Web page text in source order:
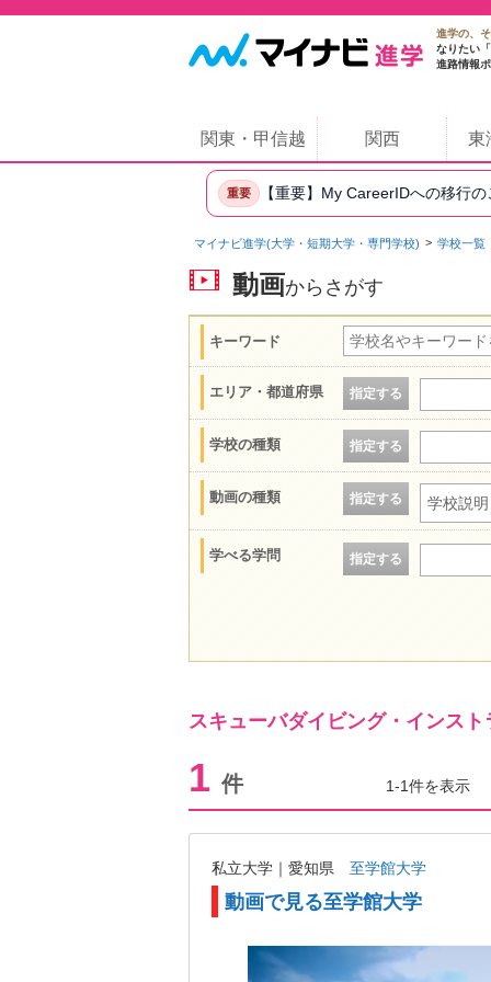
進学の、
なりたい
進路情報
関東・甲信越 関西 東
重要 【重要】My CareerIDへの移行
マイナビ進学(大学・短期大学・専門学校) 学校一覧
動画からさがす
キーワード
エリア・都道府県 指定する
学校の種類 指定する
動画の種類 指定する 学校説明
学べる学問 指定する
スキューバダイビング・インス
1 件 1-1件を表示
私立大学｜愛知県 至学館大学
動画で見る至学館大学